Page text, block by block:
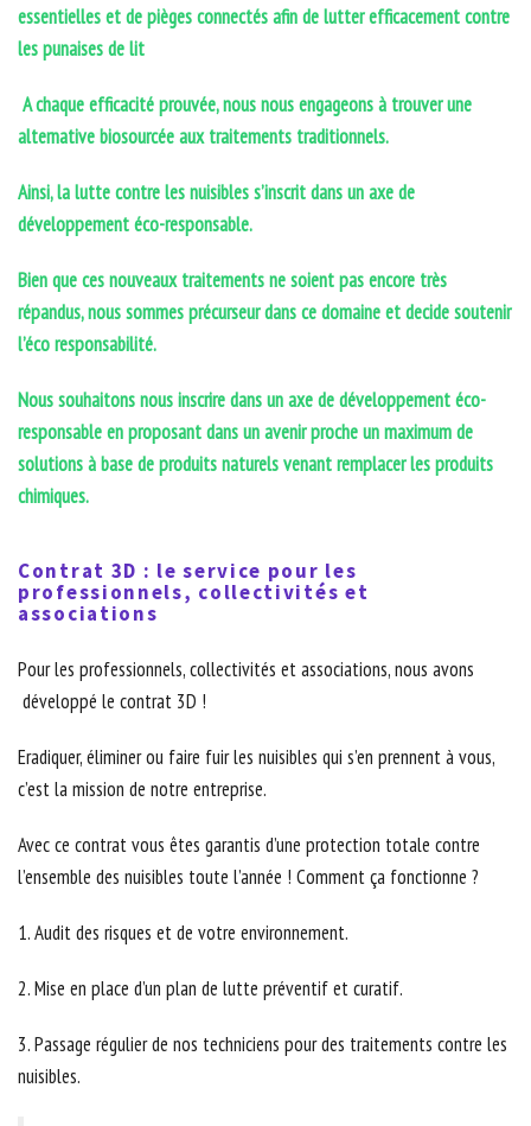
essentielles et de pièges connectés afin de lutter efficacement contre
les punaises de lit
A chaque efficacité prouvée, nous nous engageons à trouver une
alternative biosourcée aux traitements traditionnels.
Ainsi, la lutte contre les nuisibles s’inscrit dans un axe de
développement éco-responsable.
Bien que ces nouveaux traitements ne soient pas encore très
répandus, nous sommes précurseur dans ce domaine et decide soutenir
l’éco responsabilité.
Nous souhaitons nous inscrire dans un axe de développement éco-
responsable en proposant dans un avenir proche un maximum de
solutions à base de produits naturels venant remplacer les produits
chimiques.
Contrat 3D : le service pour les
professionnels, collectivités et
associations
Pour les professionnels, collectivités et associations, nous avons
développé le contrat 3D !
Eradiquer, éliminer ou faire fuir les nuisibles qui s’en prennent à vous,
c’est la mission de notre entreprise.
Avec ce contrat vous êtes garantis d’une protection totale contre
l’ensemble des nuisibles toute l’année ! Comment ça fonctionne ?
1. Audit des risques et de votre environnement.
2. Mise en place d’un plan de lutte préventif et curatif.
3. Passage régulier de nos techniciens pour des traitements contre les
nuisibles.